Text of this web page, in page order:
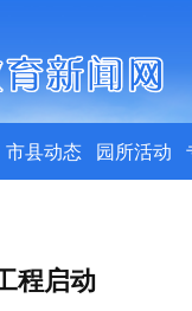
市县动态 园所活动
程启动